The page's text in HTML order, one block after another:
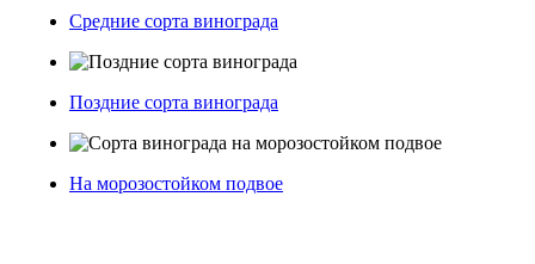
Средние сорта винограда
Поздние сорта винограда
На морозостойком подвое